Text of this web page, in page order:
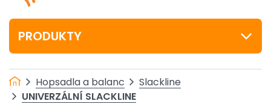
PRODUKTY
Hopsadla a balanc
Slackline
UNIVERZÁLNÍ SLACKLINE